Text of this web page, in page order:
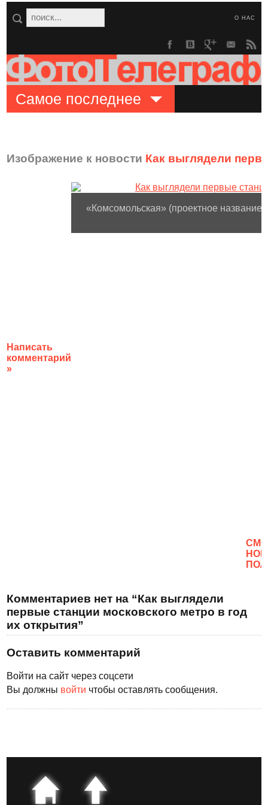
О НАС
Самое последнее
Изображение к новости Как выглядели
Написать
комментарий
»
«Комсомольская» (проектное
Комментариев нет на “Как выглядели
первые станции московского метро в год
их открытия”
Оставить комментарий
Войти на сайт через соцсети
Вы должны войти чтобы оставлять сообщения.